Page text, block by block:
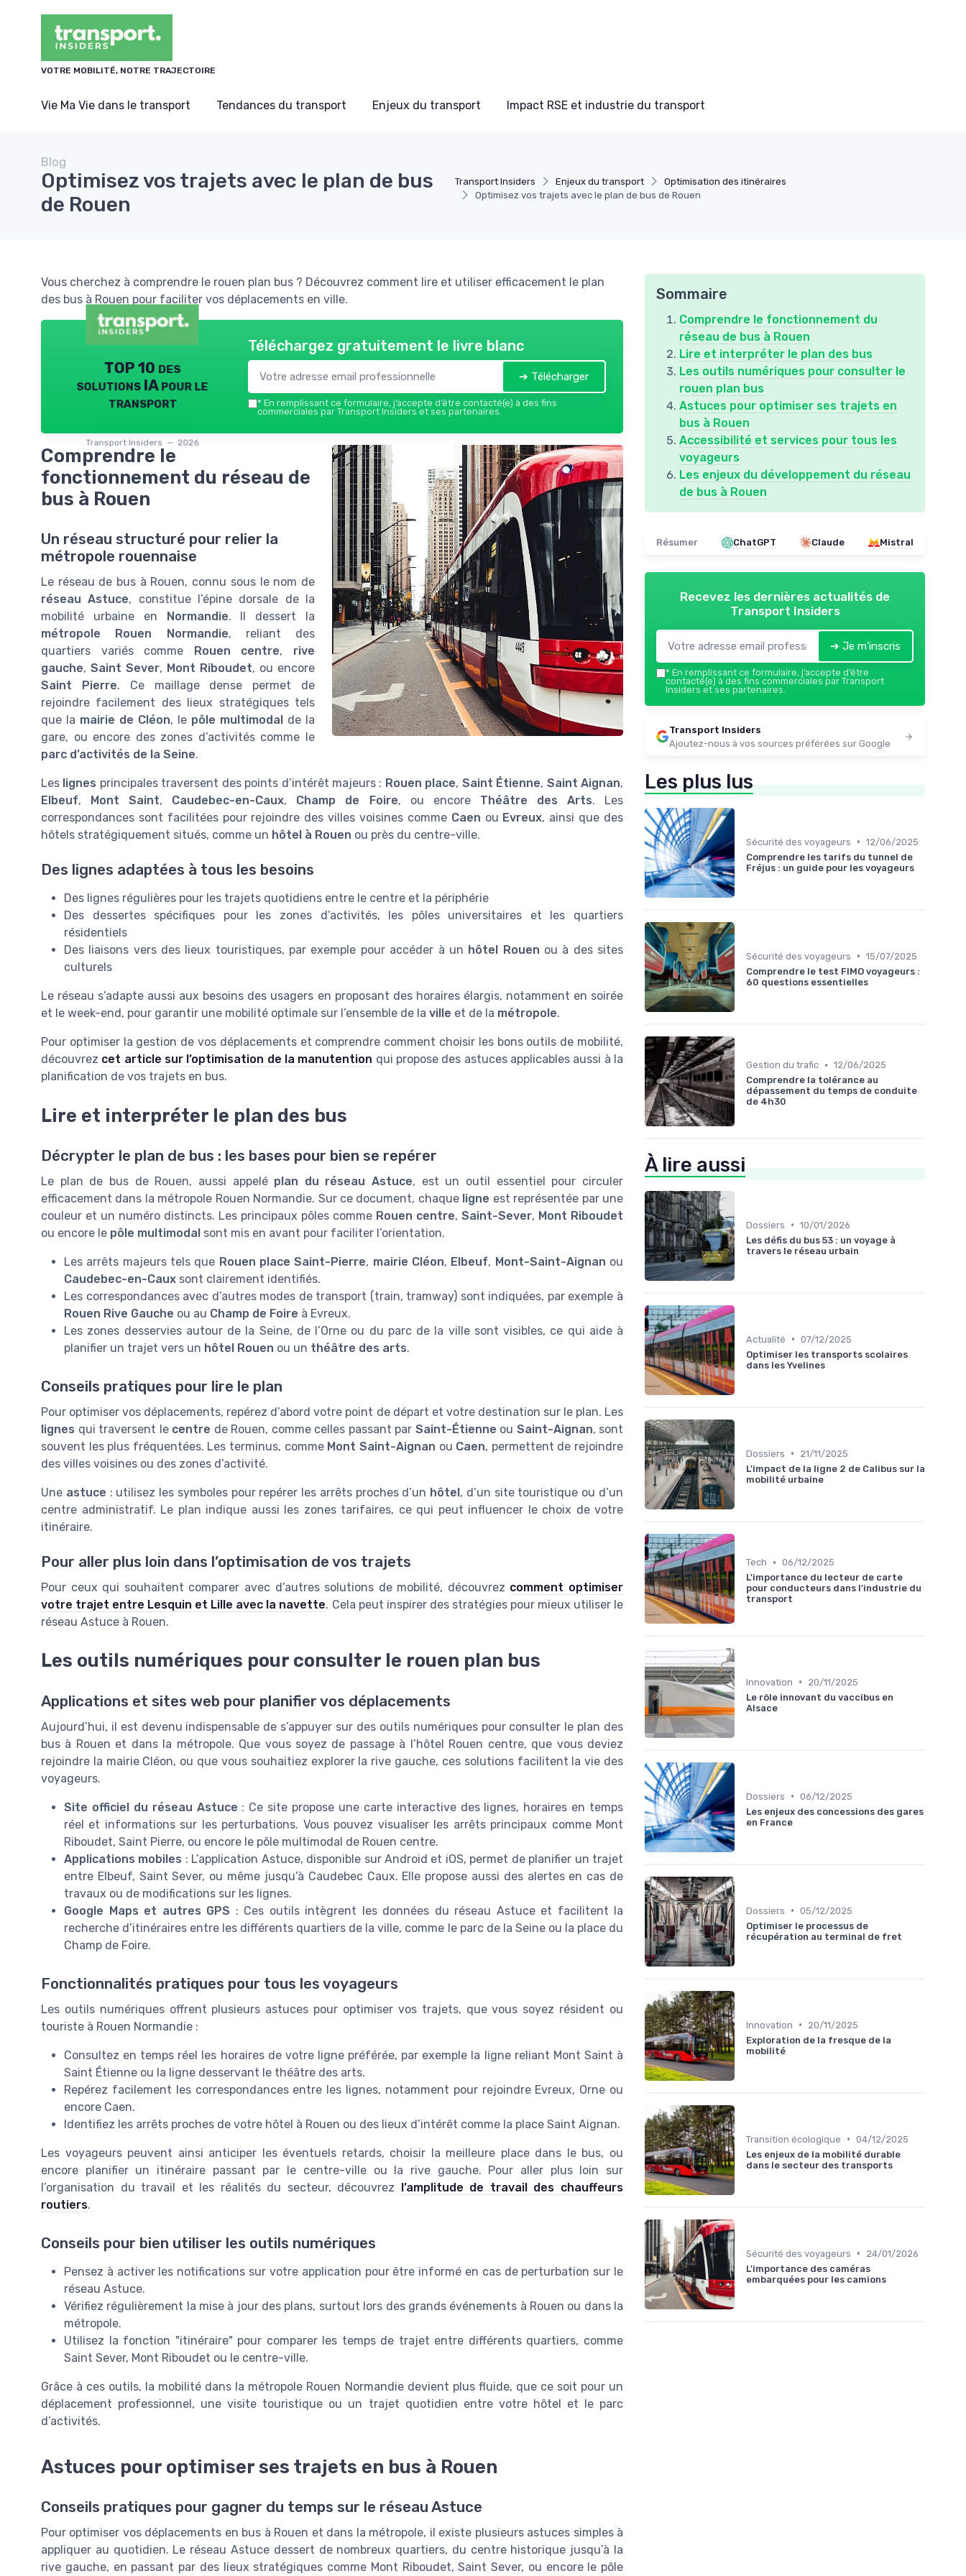
VOTRE MOBILITÉ, NOTRE TRAJECTOIRE
Vie Ma Vie dans le transport Tendances du transport Enjeux du transport Impact RSE et industrie du transport
Transport Insiders Enjeux du transport
Optimisation des itinéraires
Optimisez vos trajets avec le plan de bus de Rouen
Blog
Optimisez vos trajets avec le plan de bus
de Rouen
Vous cherchez à comprendre le rouen plan bus ? Découvrez comment lire et utiliser efficacement le plan
des bus à Rouen pour faciliter vos déplacements en ville.
TOP 10 des
solutions IA pour le
transport
Transport Insiders — 2026
Téléchargez gratuitement le livre blanc
➔ Télécharger
* En remplissant ce formulaire, j’accepte d’être contacté(e) à des fins
commerciales par Transport Insiders et ses partenaires.
Comprendre le
fonctionnement du réseau de
bus à Rouen
Un réseau structuré pour relier la
métropole rouennaise
Le réseau de bus à Rouen, connu sous le nom de
réseau Astuce, constitue l’épine dorsale de la
mobilité urbaine en Normandie. Il dessert la
métropole Rouen Normandie, reliant des
quartiers variés comme Rouen centre, rive
gauche, Saint Sever, Mont Riboudet, ou encore
Saint Pierre. Ce maillage dense permet de
rejoindre facilement des lieux stratégiques tels
que la mairie de Cléon, le pôle multimodal de la
gare, ou encore des zones d’activités comme le
parc d’activités de la Seine.
Les lignes principales traversent des points d’intérêt majeurs : Rouen place, Saint Étienne, Saint Aignan,
Elbeuf, Mont Saint, Caudebec-en-Caux, Champ de Foire, ou encore Théâtre des Arts. Les
correspondances sont facilitées pour rejoindre des villes voisines comme Caen ou Evreux, ainsi que des
hôtels stratégiquement situés, comme un hôtel à Rouen ou près du centre-ville.
Des lignes adaptées à tous les besoins
Des lignes régulières pour les trajets quotidiens entre le centre et la périphérie
Des dessertes spécifiques pour les zones d’activités, les pôles universitaires et les quartiers
résidentiels
Des liaisons vers des lieux touristiques, par exemple pour accéder à un hôtel Rouen ou à des sites
culturels
Le réseau s’adapte aussi aux besoins des usagers en proposant des horaires élargis, notamment en soirée
et le week-end, pour garantir une mobilité optimale sur l’ensemble de la ville et de la métropole.
Pour optimiser la gestion de vos déplacements et comprendre comment choisir les bons outils de mobilité,
découvrez cet article sur l’optimisation de la manutention qui propose des astuces applicables aussi à la
planification de vos trajets en bus.
Lire et interpréter le plan des bus
Décrypter le plan de bus : les bases pour bien se repérer
Le plan de bus de Rouen, aussi appelé plan du réseau Astuce, est un outil essentiel pour circuler
efficacement dans la métropole Rouen Normandie. Sur ce document, chaque ligne est représentée par une
couleur et un numéro distincts. Les principaux pôles comme Rouen centre, Saint-Sever, Mont Riboudet
ou encore le pôle multimodal sont mis en avant pour faciliter l’orientation.
Les arrêts majeurs tels que Rouen place Saint-Pierre, mairie Cléon, Elbeuf, Mont-Saint-Aignan ou
Caudebec-en-Caux sont clairement identifiés.
Les correspondances avec d’autres modes de transport (train, tramway) sont indiquées, par exemple à
Rouen Rive Gauche ou au Champ de Foire à Evreux.
Les zones desservies autour de la Seine, de l’Orne ou du parc de la ville sont visibles, ce qui aide à
planifier un trajet vers un hôtel Rouen ou un théâtre des arts.
Conseils pratiques pour lire le plan
Pour optimiser vos déplacements, repérez d’abord votre point de départ et votre destination sur le plan. Les
lignes qui traversent le centre de Rouen, comme celles passant par Saint-Étienne ou Saint-Aignan, sont
souvent les plus fréquentées. Les terminus, comme Mont Saint-Aignan ou Caen, permettent de rejoindre
des villes voisines ou des zones d’activité.
Une astuce : utilisez les symboles pour repérer les arrêts proches d’un hôtel, d’un site touristique ou d’un
centre administratif. Le plan indique aussi les zones tarifaires, ce qui peut influencer le choix de votre
itinéraire.
Pour aller plus loin dans l’optimisation de vos trajets
Pour ceux qui souhaitent comparer avec d’autres solutions de mobilité, découvrez comment optimiser
votre trajet entre Lesquin et Lille avec la navette. Cela peut inspirer des stratégies pour mieux utiliser le
réseau Astuce à Rouen.
Les outils numériques pour consulter le rouen plan bus
Applications et sites web pour planifier vos déplacements
Aujourd’hui, il est devenu indispensable de s’appuyer sur des outils numériques pour consulter le plan des
bus à Rouen et dans la métropole. Que vous soyez de passage à l’hôtel Rouen centre, que vous deviez
rejoindre la mairie Cléon, ou que vous souhaitiez explorer la rive gauche, ces solutions facilitent la vie des
voyageurs.
Site officiel du réseau Astuce : Ce site propose une carte interactive des lignes, horaires en temps
réel et informations sur les perturbations. Vous pouvez visualiser les arrêts principaux comme Mont
Riboudet, Saint Pierre, ou encore le pôle multimodal de Rouen centre.
Applications mobiles : L’application Astuce, disponible sur Android et iOS, permet de planifier un trajet
entre Elbeuf, Saint Sever, ou même jusqu’à Caudebec Caux. Elle propose aussi des alertes en cas de
travaux ou de modifications sur les lignes.
Google Maps et autres GPS : Ces outils intègrent les données du réseau Astuce et facilitent la
recherche d’itinéraires entre les différents quartiers de la ville, comme le parc de la Seine ou la place du
Champ de Foire.
Fonctionnalités pratiques pour tous les voyageurs
Les outils numériques offrent plusieurs astuces pour optimiser vos trajets, que vous soyez résident ou
touriste à Rouen Normandie :
Consultez en temps réel les horaires de votre ligne préférée, par exemple la ligne reliant Mont Saint à
Saint Étienne ou la ligne desservant le théâtre des arts.
Repérez facilement les correspondances entre les lignes, notamment pour rejoindre Evreux, Orne ou
encore Caen.
Identifiez les arrêts proches de votre hôtel à Rouen ou des lieux d’intérêt comme la place Saint Aignan.
Les voyageurs peuvent ainsi anticiper les éventuels retards, choisir la meilleure place dans le bus, ou
encore planifier un itinéraire passant par le centre-ville ou la rive gauche. Pour aller plus loin sur
l’organisation du travail et les réalités du secteur, découvrez l’amplitude de travail des chauffeurs
routiers.
Conseils pour bien utiliser les outils numériques
Pensez à activer les notifications sur votre application pour être informé en cas de perturbation sur le
réseau Astuce.
Vérifiez régulièrement la mise à jour des plans, surtout lors des grands événements à Rouen ou dans la
métropole.
Utilisez la fonction "itinéraire" pour comparer les temps de trajet entre différents quartiers, comme
Saint Sever, Mont Riboudet ou le centre-ville.
Grâce à ces outils, la mobilité dans la métropole Rouen Normandie devient plus fluide, que ce soit pour un
déplacement professionnel, une visite touristique ou un trajet quotidien entre votre hôtel et le parc
d’activités.
Astuces pour optimiser ses trajets en bus à Rouen
Conseils pratiques pour gagner du temps sur le réseau Astuce
Pour optimiser vos déplacements en bus à Rouen et dans la métropole, il existe plusieurs astuces simples à
appliquer au quotidien. Le réseau Astuce dessert de nombreux quartiers, du centre historique jusqu’à la
rive gauche, en passant par des lieux stratégiques comme Mont Riboudet, Saint Sever, ou encore le pôle
Sommaire
Comprendre le fonctionnement du
réseau de bus à Rouen
Lire et interpréter le plan des bus
Les outils numériques pour consulter le
rouen plan bus
Astuces pour optimiser ses trajets en
bus à Rouen
Accessibilité et services pour tous les
voyageurs
Les enjeux du développement du réseau
de bus à Rouen
Résumer ChatGPT Claude Mistral
Recevez les dernières actualités de
Transport Insiders
➔ Je m'inscris
* En remplissant ce formulaire, j’accepte d’être
contacté(e) à des fins commerciales par Transport
Insiders et ses partenaires.
Transport Insiders
Ajoutez-nous à vos sources préférées sur Google
Les plus lus
Sécurité des voyageurs • 12/06/2025
Comprendre les tarifs du tunnel de
Fréjus : un guide pour les voyageurs
Sécurité des voyageurs • 15/07/2025
Comprendre le test FIMO voyageurs :
60 questions essentielles
Gestion du trafic • 12/06/2025
Comprendre la tolérance au
dépassement du temps de conduite
de 4h30
À lire aussi
Dossiers • 10/01/2026
Les défis du bus 53 : un voyage à
travers le réseau urbain
Actualité • 07/12/2025
Optimiser les transports scolaires
dans les Yvelines
Dossiers •
21/11/2025
L'impact de la ligne 2 de Calibus sur la
mobilité urbaine
Tech • 06/12/2025
L'importance du lecteur de carte
pour conducteurs dans l'industrie du
transport
Innovation •
20/11/2025
Le rôle innovant du vaccibus en
Alsace
Dossiers • 06/12/2025
Les enjeux des concessions des gares
en France
Dossiers • 05/12/2025
Optimiser le processus de
récupération au terminal de fret
Innovation •
20/11/2025
Exploration de la fresque de la
mobilité
Transition écologique • 04/12/2025
Les enjeux de la mobilité durable
dans le secteur des transports
Sécurité des voyageurs •
24/01/2026
L'importance des caméras
embarquées pour les camions